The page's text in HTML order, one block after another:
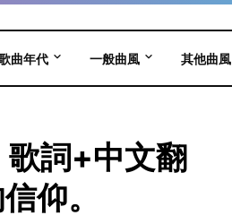
曲年代 一般曲風 其他曲風
詞+中文翻
仰。